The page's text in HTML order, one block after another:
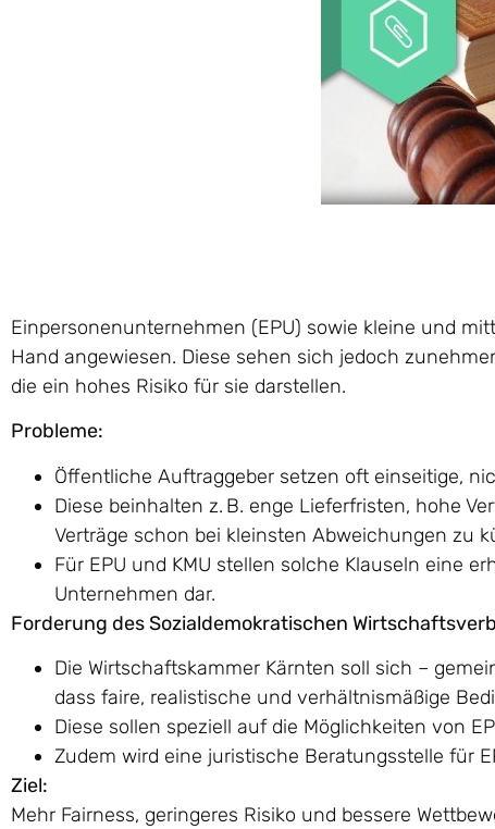
Einpersonenunternehmen (EPU) sowie kleine und
Hand angewiesen. Diese sehen sich jedoch
die ein hohes Risiko für sie darstellen.
Probleme:
Öffentliche Auftraggeber setzen oft einseitige,
Diese beinhalten z. B. enge Lieferfristen, hohe
Verträge schon bei kleinsten Abweichungen zu
Für EPU und KMU stellen solche Klauseln eine
Unternehmen dar.
Forderung des Sozialdemokratischen
Die Wirtschaftskammer Kärnten soll sich –
dass faire, realistische und verhältnismäßige
Diese sollen speziell auf die Möglichkeiten von
Zudem wird eine juristische Beratungsstelle für
Ziel:
Mehr Fairness, geringeres Risiko und bessere